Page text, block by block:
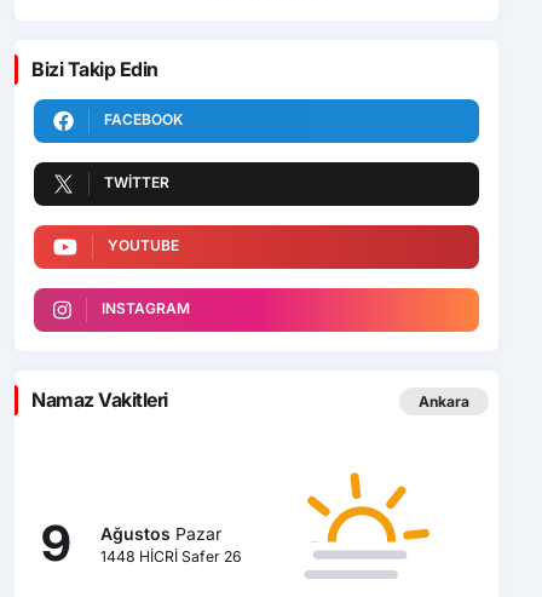
Bizi Takip Edin
FACEBOOK
TWITTER
YOUTUBE
INSTAGRAM
Namaz Vakitleri Ankara
9 Ağustos Pazar
1448 HİCRİ Safer 26